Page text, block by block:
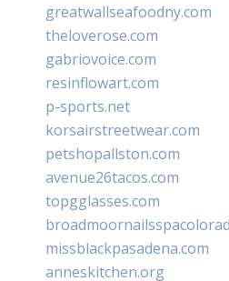
greatwallseafoodny.com
theloverose.com
gabriovoice.com
resinflowart.com
p-sports.net
korsairstreetwear.com
petshopallston.com
avenue26tacos.com
topgglasses.com
missblackpasadena.com
anneskitchen.org